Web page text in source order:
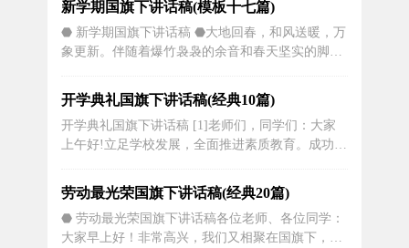
记得吗我跨进学校的第一天，您一见面，就俯身问
我：“几岁啦叫什么名字”看到您的笑容柔柔的，像
妈妈一样温暖，心中顿时溢...
新学期国旗下讲话稿(模板十七篇)
⬣ 新学期国旗下讲话稿 ⬣大地回春，和风送暖，万
象更新。伴随着爆竹袅袅的余音和春天坚实的脚
美好憧憬，我们又踏上了充满希望的新学期！今天
我带给大家我最衷心的祝福：祝老师们身体健康、
工作顺利！祝同学们身心愉快，步步高升！今天我
演讲的题目叫“迎接新学期”。新学期...
开学典礼国旗下讲话稿(经典10篇)
开学典礼国旗下讲话稿 [1]老师们，同学们：大家
上午好!立足学校发展，全面推进素质教育。成功召
口，把实施课堂教学作为实施素质教育的主渠道;把
规范办学行为，培养学生能力，发展学生个性，促
进每一个学生健康成长作为教育目标。明确了学校
的办学特色。成功召开了我校第三...
劳动最光荣国旗下讲话稿(经典20篇)
⬣ 劳动最光荣国旗下讲话稿各位老师、各位同学：
大家早上好！非常高兴，我们又相聚在国旗下，相